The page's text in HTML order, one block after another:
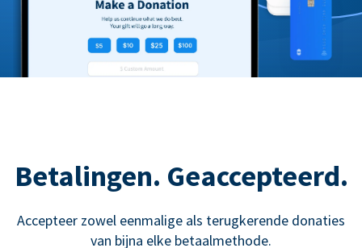
Betalingen. Geaccepteerd.
Accepteer zowel eenmalige als terugkerende donaties
van bijna elke betaalmethode.